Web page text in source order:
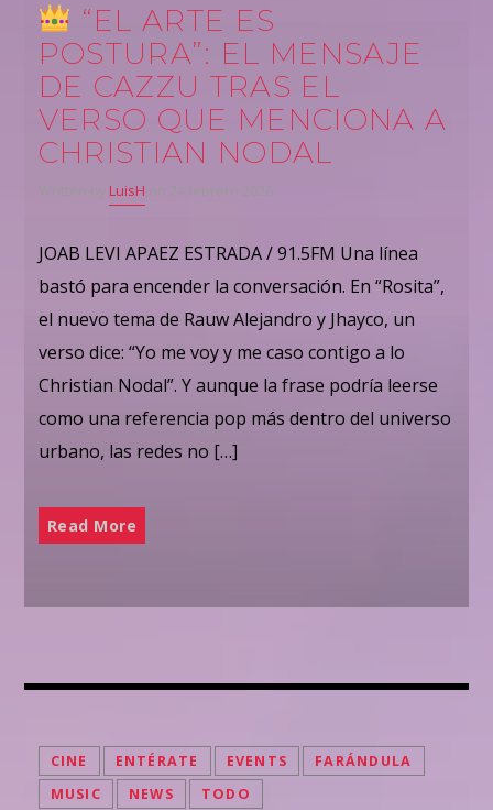
“EL ARTE ES
POSTURA”: EL MENSAJE
DE CAZZU TRAS EL
VERSO QUE MENCIONA A
CHRISTIAN NODAL
Written by LuisH on 24 febrero 2026
JOAB LEVI APAEZ ESTRADA / 91.5FM Una línea
bastó para encender la conversación. En “Rosita”,
el nuevo tema de Rauw Alejandro y Jhayco, un
verso dice: “Yo me voy y me caso contigo a lo
Christian Nodal”. Y aunque la frase podría leerse
como una referencia pop más dentro del universo
urbano, las redes no […]
Read More
CINE ENTÉRATE EVENTS
FARÁNDULA
MUSIC
NEWS TODO